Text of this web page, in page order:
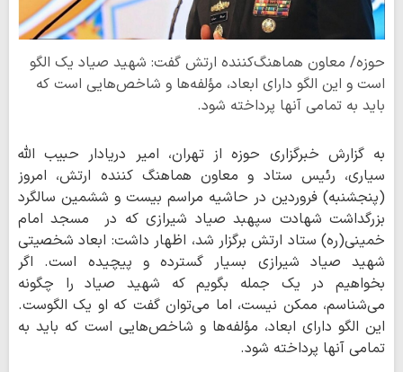
حوزه/ معاون هماهنگ‌کننده ارتش گفت: شهید صیاد یک الگو
است و این الگو دارای ابعاد، مؤلفه‌ها و شاخص‌هایی است که
باید به تمامی آنها پرداخته شود.
به گزارش خبرگزاری حوزه از تهران، امیر دریادار حبیب الله
سیاری، رئیس ستاد و معاون هماهنگ کننده ارتش، امروز
(پنجشنبه) فروردین در حاشیه مراسم بیست و ششمین سالگرد
بزرگداشت شهادت سپهبد صیاد شیرازی که در مسجد امام
خمینی(ره) ستاد ارتش برگزار شد، اظهار داشت: ابعاد شخصیتی
شهید صیاد شیرازی بسیار گسترده و پیچیده است. اگر
بخواهیم در یک جمله بگویم که شهید صیاد را چگونه
می‌شناسم، ممکن نیست، اما می‌توان گفت که او یک الگوست.
این الگو دارای ابعاد، مؤلفه‌ها و شاخص‌هایی است که باید به
تمامی آنها پرداخته شود.